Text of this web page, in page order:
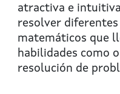
atractiva e
resolver
matemáticos que
habilidades como
resolución de